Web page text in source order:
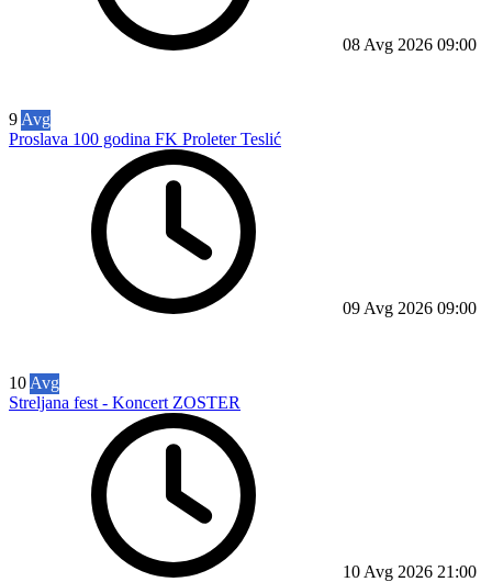
08 Avg 2026 09:00
9 Avg
Proslava 100 godina FK Proleter Teslić
09 Avg 2026 09:00
10 Avg
Streljana fest - Koncert ZOSTER
10 Avg 2026 21:00